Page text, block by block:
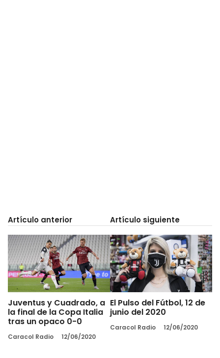
Artículo anterior
Juventus y Cuadrado, a
la final de la Copa Italia
tras un opaco 0-0
Caracol Radio 12/06/2020
Artículo siguiente
El Pulso del Fútbol, 12 de
junio del 2020
Caracol Radio 12/06/2020